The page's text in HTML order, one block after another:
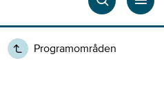
Programområden